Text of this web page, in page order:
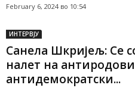
February 6, 2024 во 10:54
ИНТЕРВЈУ
Санела Шкријељ: Се
налет на
антидемократски...